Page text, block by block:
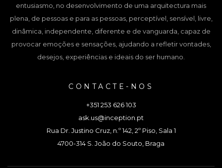
entusiasmo, no desenvolvimento de uma arquitectura mais
plena, de pessoas e para as pessoas, perceptível, sensível, livre,
dinâmica, independente, diferente e de vanguarda, capaz de
provocar emoções e sensações, ajudando a refletir vontades,
desejos, experiências e ideais do ser humano.
CONTACTE-NOS
+351 253 626 103
ask.us@inception.pt
Rua Dr. Justino Cruz, n.º 142, 2º Piso, Sala 1
4700-314 S. João do Souto, Braga